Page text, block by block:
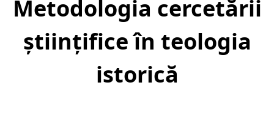
Metodologia cercetării
științifice în teologia
istorică